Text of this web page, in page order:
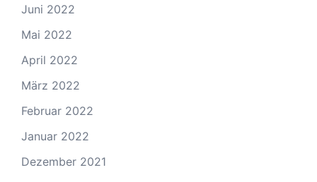
Juni 2022
Mai 2022
April 2022
März 2022
Februar 2022
Januar 2022
Dezember 2021